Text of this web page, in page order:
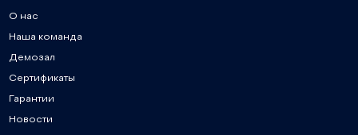
О нас
Наша команда
Демозал
Сертификаты
Гарантии
Новости